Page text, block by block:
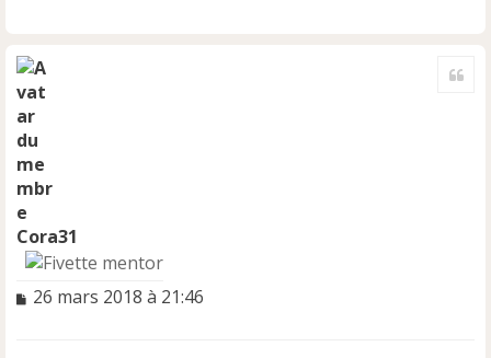
Cora31
M
26 mars 2018 à 21:46